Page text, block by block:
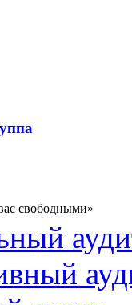
свободными»